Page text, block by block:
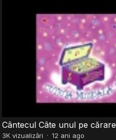
Cântecul Câte unul pe cărare
3Kvizualizări · 12 ani ago